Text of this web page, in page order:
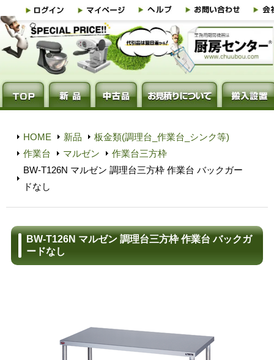
HOME 新品
板金類(調理台_作業台_シンク等)
作業台
マルゼン
作業台三方枠
BW-T126N マルゼン 調理台三方枠 作業台 バックガー
ドなし
BW-T126N マルゼン 調理台三方枠 作業台 バックガ
ードなし